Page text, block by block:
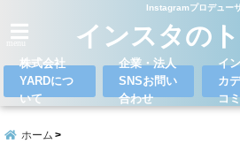
Instagramプロデュー
インスタの
株式会社
YARDにつ
いて
企業・法人
SNSお問い
合わせ
イ
カ
コ
ホーム